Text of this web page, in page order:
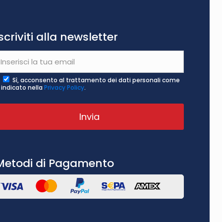
alla newsletter
Sì, acconsento al trattamento dei dati personali come
indicato nellaPrivacy Policy.
di Pagamento